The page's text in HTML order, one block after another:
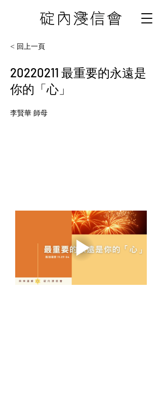
< 回上一頁
20220211 最重要的永遠是
你的「心」
李賢華 師母